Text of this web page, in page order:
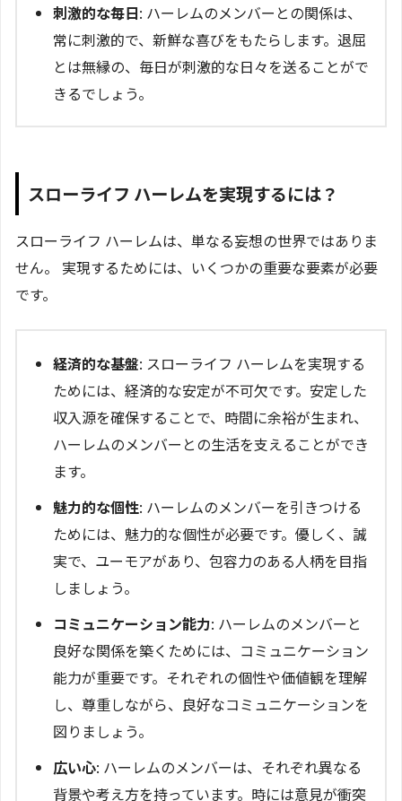
刺激的な毎日: ハーレムのメンバーとの関係は、
常に刺激的で、新鮮な喜びをもたらします。退屈
とは無縁の、毎日が刺激的な日々を送ることがで
きるでしょう。
スローライフ ハーレムを実現するには？
スローライフ ハーレムは、単なる妄想の世界ではありま
せん。 実現するためには、いくつかの重要な要素が必要
です。
経済的な基盤: スローライフ ハーレムを実現する
ためには、経済的な安定が不可欠です。安定した
収入源を確保することで、時間に余裕が生まれ、
ハーレムのメンバーとの生活を支えることができ
ます。
魅力的な個性: ハーレムのメンバーを引きつける
ためには、魅力的な個性が必要です。優しく、誠
実で、ユーモアがあり、包容力のある人柄を目指
しましょう。
コミュニケーション能力: ハーレムのメンバーと
良好な関係を築くためには、コミュニケーション
能力が重要です。それぞれの個性や価値観を理解
し、尊重しながら、良好なコミュニケーションを
図りましょう。
広い心: ハーレムのメンバーは、それぞれ異なる
背景や考え方を持っています。時には意見が衝突